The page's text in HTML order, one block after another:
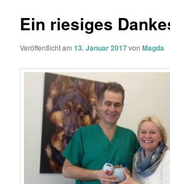
Ein riesiges
Veröffentlicht am13. Januar 2017vonMagda